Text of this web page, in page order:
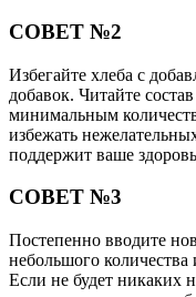
СОВЕТ №2
Избегайте хлеба с
добавок. Читайте
минимальным
избежать
поддержит ваше
СОВЕТ №3
Постепенно вводите
небольшого
Если не будет никаких